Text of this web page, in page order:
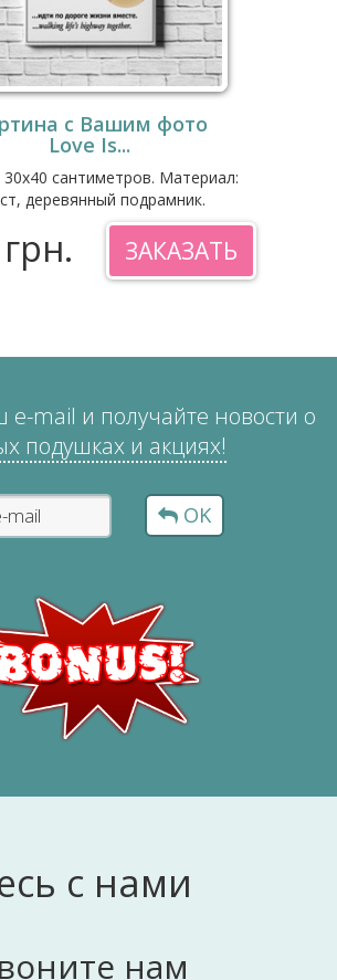
с Вашим фото
Love Is...
30x40 сантиметров. Материал:
деревянный подрамник.
ЗАКАЗАТЬ
e-mail и получайте новости о
подушках и акциях!
OK
с нами
нам